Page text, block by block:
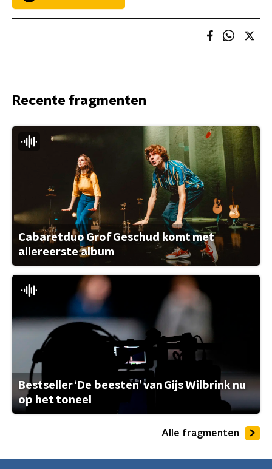
Recente fragmenten
Cabaretduo Grof Geschud komt met
allereerste album
Bestseller ‘De beesten’ van Gijs Wilbrink nu
op het toneel
Alle fragmenten